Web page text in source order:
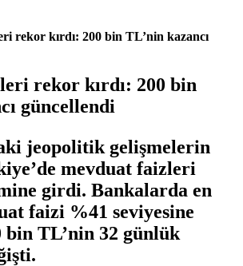
rekor kırdı: 200 bin TL’nin kazancı
rekor kırdı: 200 bin
güncellendi
jeopolitik gelişmelerin
mevduat faizleri
girdi. Bankalarda en
faizi %41 seviyesine
bin TL’nin 32 günlük